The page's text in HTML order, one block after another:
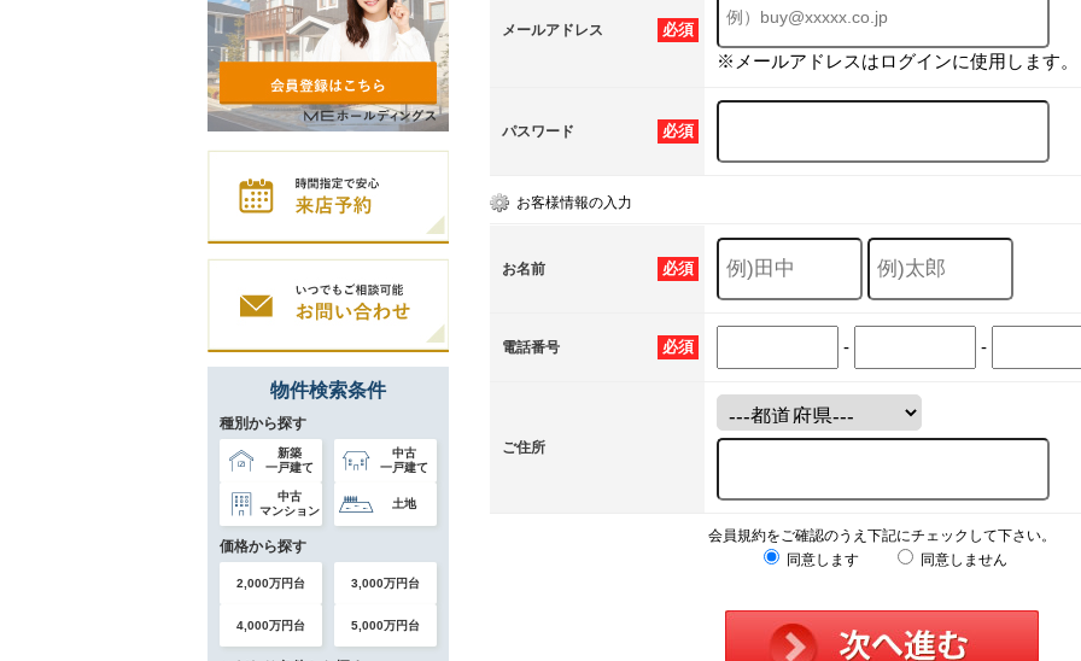
必須
メールアドレス
※メールアドレスはログインに使用します。
必須
パスワード
お客様情報の入力
必須
お名前
必須
電話番号 - -
ご住所
会員規約をご確認のうえ下記にチェックして下さい。
同意します
同意しません
物件検索条件
種別から探す
新築
一戸建て
中古
一戸建て
中古
マンション
土地
価格から探す
2,000万円台 3,000万円台
4,000万円台 5,000万円台